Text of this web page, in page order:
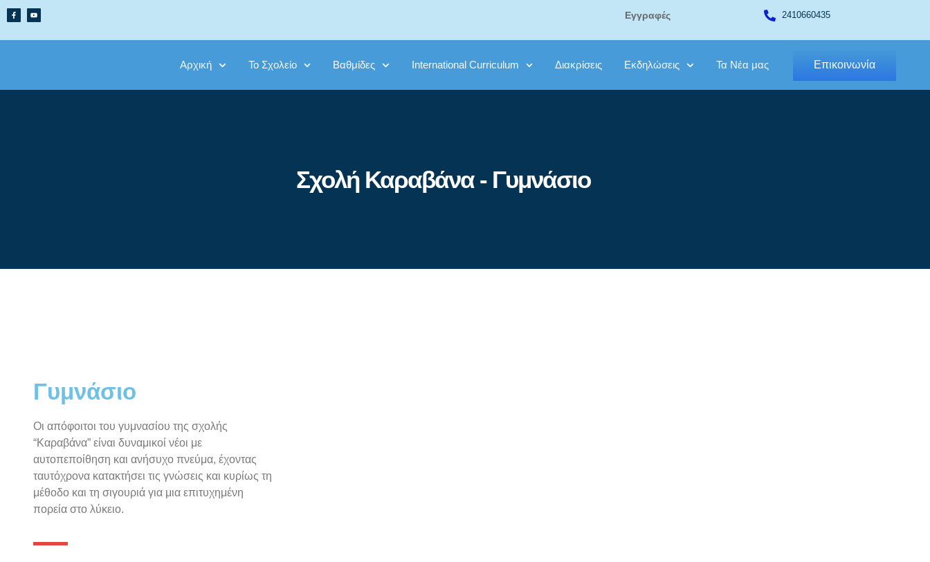
Εγγραφές 2410660435
Αρχική To Σχολείο Βαθμίδες International Curriculum Διακρίσεις Εκδηλώσεις Τα Νέα μας Επικοινωνία
Σχολή Καραβάνα - Γυμνάσιο
Γυμνάσιο
Οι απόφοιτοι του γυμνασίου της σχολής
“Καραβάνα” είναι δυναμικοί νέοι με
αυτοπεποίθηση και ανήσυχο πνεύμα, έχοντας
ταυτόχρονα κατακτήσει τις γνώσεις και κυρίως τη
μέθοδο και τη σιγουριά για μια επιτυχημένη
πορεία στο λύκειο.